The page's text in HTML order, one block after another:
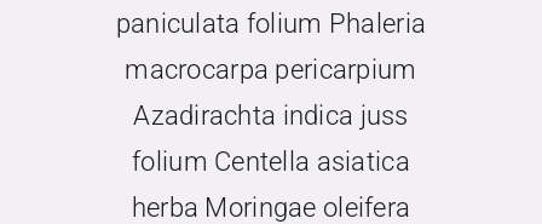
paniculata folium Phaleria
macrocarpa pericarpium
Azadirachta indica juss
folium Centella asiatica
herba Moringae oleifera